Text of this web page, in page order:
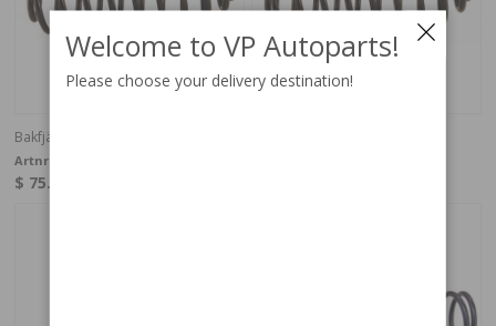
Bakfjäder PV
Artnr:
$ 75.21
Welcome to VP Autoparts!
Please choose your delivery destination!